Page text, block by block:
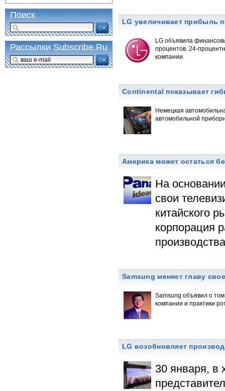
LG увеличивает прибыль
LG объявила
процентов. 24-
компании.
Continental показывает
Немецкая
автомобильной
Америка может остаться
На
свои
китайского
корпорация
Samsung меняет главу
Samsung объявил о
компании и практики
LG возобновляет
30 января, в
Поиск
ОК
Рассылки Subscribe.Ru
ОК